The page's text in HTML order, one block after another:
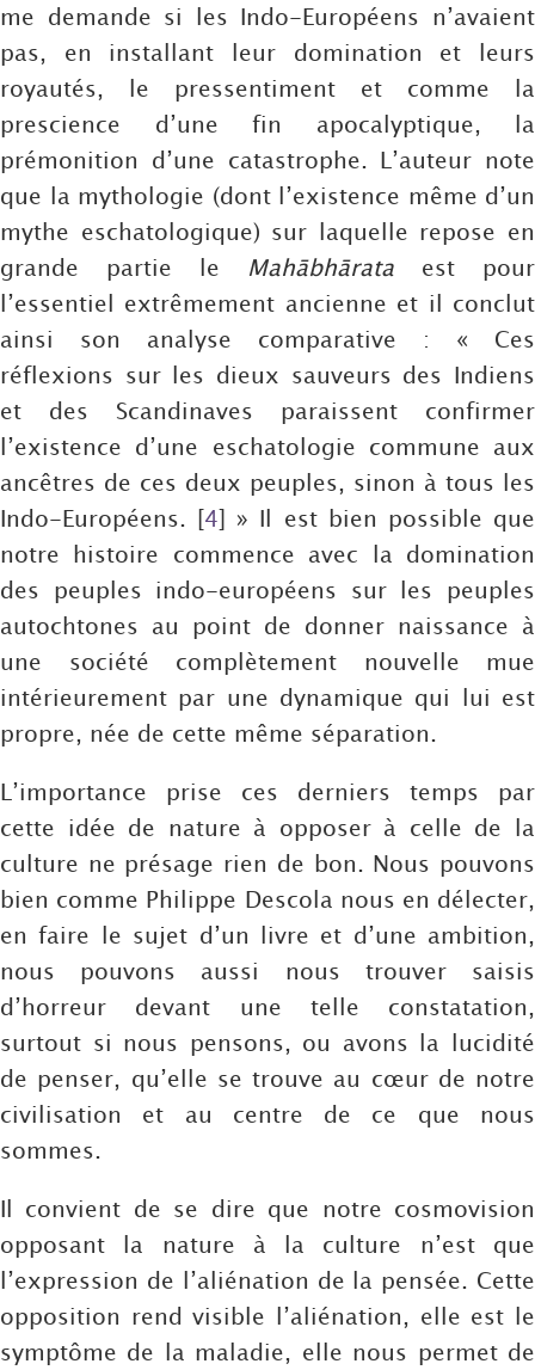
me demande si les Indo-Européens n’avaient
pas, en installant leur domination et leurs
royautés, le pressentiment et comme la
prescience d’une fin apocalyptique, la
prémonition d’une catastrophe. L’auteur note
que la mythologie (dont l’existence même d’un
mythe eschatologique) sur laquelle repose en
grande partie le Mahābhārata est pour
l’essentiel extrêmement ancienne et il conclut
ainsi son analyse comparative : « Ces
réflexions sur les dieux sauveurs des Indiens
et des Scandinaves paraissent confirmer
l’existence d’une eschatologie commune aux
ancêtres de ces deux peuples, sinon à tous les
Indo-Européens. [4] » Il est bien possible que
notre histoire commence avec la domination
des peuples indo-européens sur les peuples
autochtones au point de donner naissance à
une société complètement nouvelle mue
intérieurement par une dynamique qui lui est
propre, née de cette même séparation.
L’importance prise ces derniers temps par
cette idée de nature à opposer à celle de la
culture ne présage rien de bon. Nous pouvons
bien comme Philippe Descola nous en délecter,
en faire le sujet d’un livre et d’une ambition,
nous pouvons aussi nous trouver saisis
d’horreur devant une telle constatation,
surtout si nous pensons, ou avons la lucidité
de penser, qu’elle se trouve au cœur de notre
civilisation et au centre de ce que nous
sommes.
Il convient de se dire que notre cosmovision
opposant la nature à la culture n’est que
l’expression de l’aliénation de la pensée. Cette
opposition rend visible l’aliénation, elle est le
symptôme de la maladie, elle nous permet de